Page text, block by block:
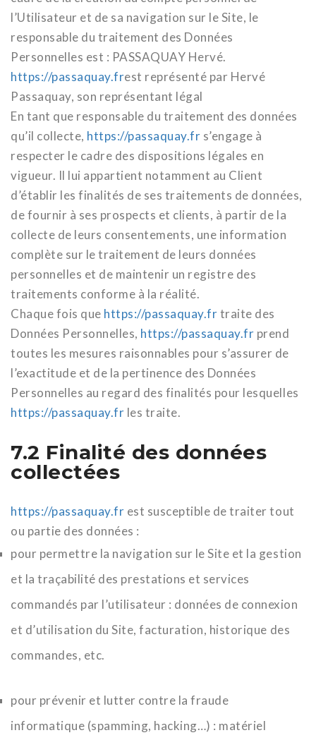
l’Utilisateur et de sa navigation sur le Site, le
responsable du traitement des Données
Personnelles est : PASSAQUAY Hervé.
https://passaquay.frest représenté par Hervé
Passaquay, son représentant légal
En tant que responsable du traitement des données
qu’il collecte, https://passaquay.fr s’engage à
respecter le cadre des dispositions légales en
vigueur. Il lui appartient notamment au Client
d’établir les finalités de ses traitements de données,
de fournir à ses prospects et clients, à partir de la
collecte de leurs consentements, une information
complète sur le traitement de leurs données
personnelles et de maintenir un registre des
traitements conforme à la réalité.
Chaque fois que https://passaquay.frtraite des
Données Personnelles, https://passaquay.fr prend
toutes les mesures raisonnables pour s’assurer de
l’exactitude et de la pertinence des Données
Personnelles au regard des finalités pour lesquelles
https://passaquay.fr les traite.
7.2 Finalité des données
collectées
https://passaquay.fr est susceptible de traiter tout
ou partie des données :
pour permettre la navigation sur le Site et la gestion
et la traçabilité des prestations et services
commandés par l’utilisateur : données de connexion
et d’utilisation du Site, facturation, historique des
commandes, etc.
pour prévenir et lutter contre la fraude
informatique (spamming, hacking…) : matériel